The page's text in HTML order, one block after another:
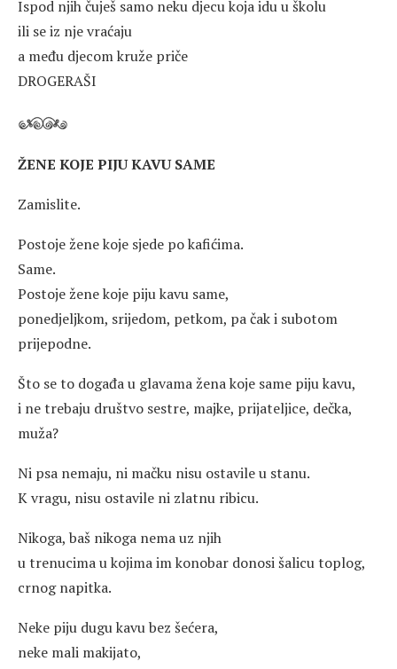
Ispod njih čuješ samo neku djecu koja idu u školu
ili se iz nje vraćaju
a među djecom kruže priče
DROGERAŠI
ŽENE KOJE PIJU KAVU SAME
Zamislite.
Postoje žene koje sjede po kafićima.
Same.
Postoje žene koje piju kavu same,
ponedjeljkom, srijedom, petkom, pa čak i subotom
prijepodne.
Što se to događa u glavama žena koje same piju kavu,
i ne trebaju društvo sestre, majke, prijateljice, dečka,
muža?
Ni psa nemaju, ni mačku nisu ostavile u stanu.
K vragu, nisu ostavile ni zlatnu ribicu.
Nikoga, baš nikoga nema uz njih
u trenucima u kojima im konobar donosi šalicu toplog,
crnog napitka.
Neke piju dugu kavu bez šećera,
neke mali makijato,